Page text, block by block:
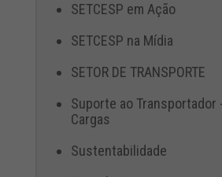
SETCESP em Ação
SETCESP na Mídia
SETOR DE TRANSPORTE
Suporte ao Transportador
Cargas
Sustentabilidade